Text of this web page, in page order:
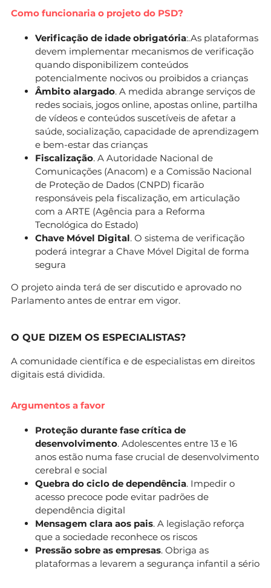
Como funcionaria o projeto do PSD?
Verificação de idade obrigatória:.As plataformas
devem implementar mecanismos de verificação
quando disponibilizem conteúdos
potencialmente nocivos ou proibidos a crianças
Âmbito alargado. A medida abrange serviços de
redes sociais, jogos online, apostas online, partilha
de vídeos e conteúdos suscetíveis de afetar a
saúde, socialização, capacidade de aprendizagem
e bem-estar das crianças
Fiscalização. A Autoridade Nacional de
Comunicações (Anacom) e a Comissão Nacional
de Proteção de Dados (CNPD) ficarão
responsáveis pela fiscalização, em articulação
com a ARTE (Agência para a Reforma
Tecnológica do Estado)
Chave Móvel Digital. O sistema de verificação
poderá integrar a Chave Móvel Digital de forma
segura
O projeto ainda terá de ser discutido e aprovado no
Parlamento antes de entrar em vigor.
O QUE DIZEM OS ESPECIALISTAS?
A comunidade científica e de especialistas em direitos
digitais está dividida.
Argumentos a favor
Proteção durante fase crítica de
desenvolvimento. Adolescentes entre 13 e 16
anos estão numa fase crucial de desenvolvimento
cerebral e social
Quebra do ciclo de dependência. Impedir o
acesso precoce pode evitar padrões de
dependência digital
Mensagem clara aos pais. A legislação reforça
que a sociedade reconhece os riscos
Pressão sobre as empresas. Obriga as
plataformas a levarem a segurança infantil a sério